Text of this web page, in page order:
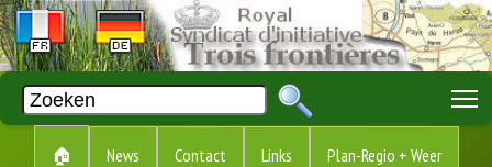
🏠 News Contact Links Plan-Regio + Weer